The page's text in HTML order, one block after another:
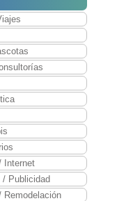
Internet
/ Publicidad
Remodelación